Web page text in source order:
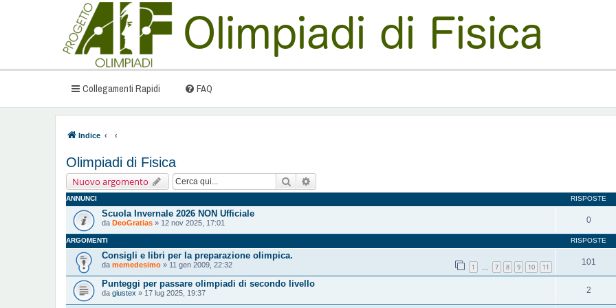
Collegamenti Rapidi FAQ
Indice
Olimpiadi di Fisica
Nuovo argomento Cerca
ANNUNCI RISPOSTE
Scuola Invernale 2026 NON Ufficiale
da DeoGratias » 12 nov 2025, 17:01 0
ARGOMENTI RISPOSTE
Consigli e libri per la preparazione olimpica.
da memedesimo » 11 gen 2009, 22:32 1 … 7 8 9 10 11
101
Punteggi per passare olimpiadi di secondo livello
da giustex » 17 lug 2025, 19:37 2